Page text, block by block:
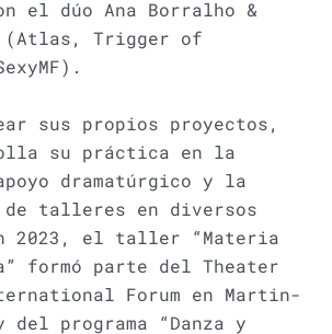
el dúo Ana Borralho &
(Atlas, Trigger of
sus propios proyectos,
su práctica en la
dramatúrgico y la
talleres en diversos
2023, el taller “Materia
formó parte del Theater
Forum en Martin-
del programa “Danza y